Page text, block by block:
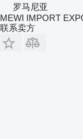
罗马尼亚
MEWI IMPORT
联系卖方